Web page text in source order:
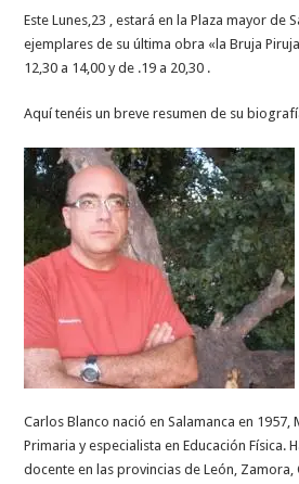
Este Lunes,23 , estará en la Plaza mayor de
ejemplares de su última obra «la Bruja
12,30 a 14,00 y de .19 a 20,30 .
Aquí tenéis un breve resumen de su
Carlos Blanco nació en Salamanca en 1957,
Primaria y especialista en Educación Física.
docente en las provincias de León, Zamora,